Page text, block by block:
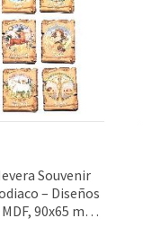
Souvenir
– Diseños
90x65 mm,